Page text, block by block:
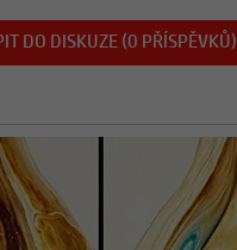
DO DISKUZE (0 PŘÍSPĚVKŮ)